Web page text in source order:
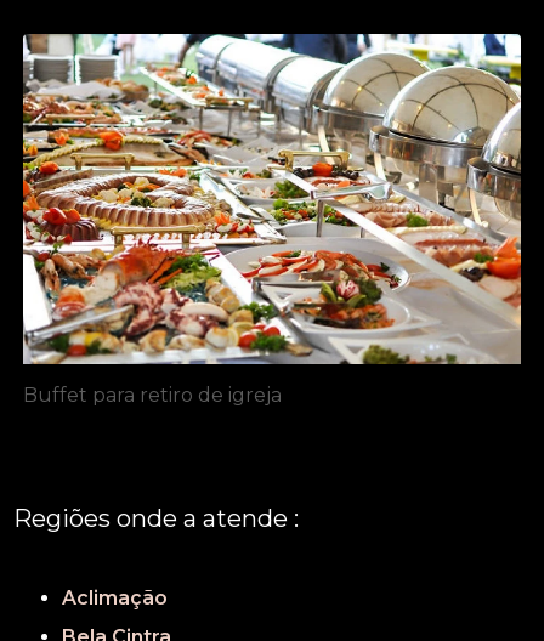
Buffet para retiro de igreja
Regiões onde a atende :
Aclimação